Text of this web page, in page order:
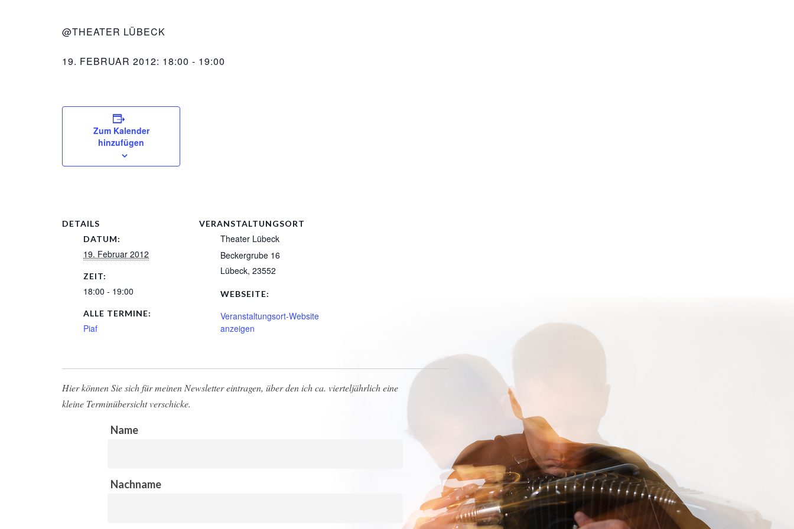
@THEATER LÜBECK
19. FEBRUAR 2012: 18:00 - 19:00
Zum Kalender
hinzufügen
DETAILS
DATUM:
19. Februar 2012
ZEIT:
18:00 - 19:00
ALLE TERMINE:
Piaf
VERANSTALTUNGSORT
Theater Lübeck
Beckergrube 16
Lübeck, 23552
WEBSEITE:
Veranstaltungsort-Website
anzeigen
Hier können Sie sich für meinen Newsletter eintragen, über den ich ca. vierteljährlich eine
kleine Terminübersicht verschicke.
Name
Nachname